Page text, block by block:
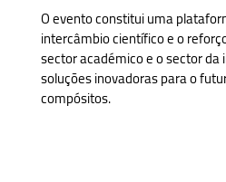
O evento constitui uma
intercâmbio científico e o
sector académico e o sector
soluções inovadoras para o
compósitos.